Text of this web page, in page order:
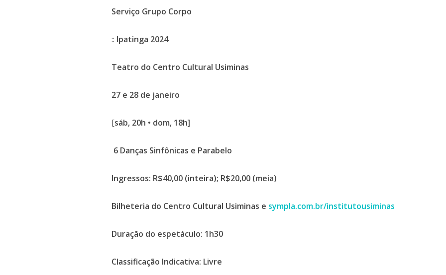
Serviço Grupo Corpo
:: Ipatinga 2024
Teatro do Centro Cultural Usiminas
27 e 28 de janeiro
[sáb, 20h • dom, 18h]
6 Danças Sinfônicas e Parabelo
Ingressos: R$40,00 (inteira); R$20,00 (meia)
Bilheteria do Centro Cultural Usiminas e sympla.com.br/institutousiminas
Duração do espetáculo: 1h30
Classificação Indicativa: Livre